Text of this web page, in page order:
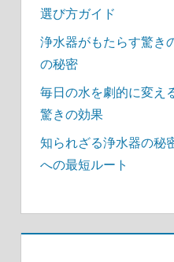
選び方ガイド
浄水器がもたらす驚き
の秘密
毎日の水を劇的に変え
驚きの効果
知られざる浄水器の秘
への最短ルート